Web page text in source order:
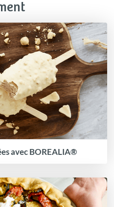
avec BOREALIA®